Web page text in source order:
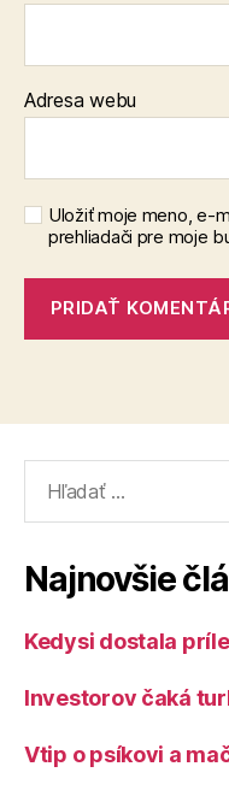
Adresa webu
Uložiť moje meno, e-
prehliadači pre moje
Najnovšie
Kedysi dostala
Investorov čaká
Vtip o psíkovi a